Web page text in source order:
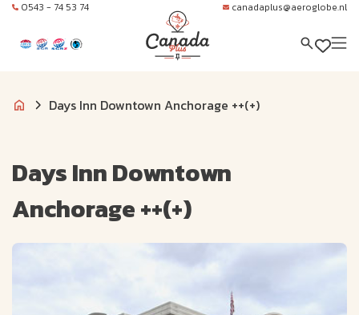
0543 - 74 53 74 canadaplus@aeroglobe.nl
Days Inn Downtown Anchorage ++(+)
Days Inn Downtown
Anchorage ++(+)